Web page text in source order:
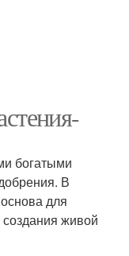
богатыми
В
для
живой